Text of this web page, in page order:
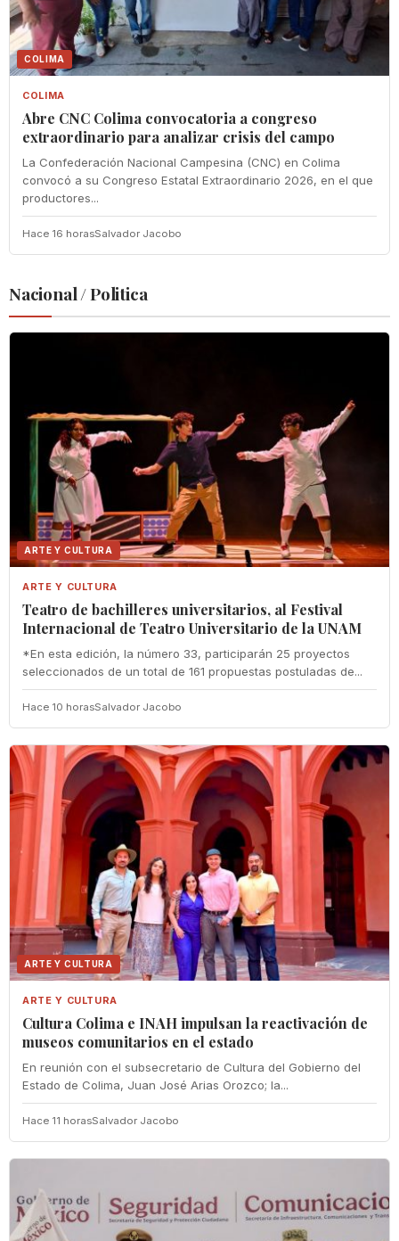
COLIMA
COLIMA
Abre CNC Colima convocatoria a congreso
extraordinario para analizar crisis del campo
La Confederación Nacional Campesina (CNC) en Colima
convocó a su Congreso Estatal Extraordinario 2026, en el que
productores...
Hace 16 horasSalvador Jacobo
Nacional / Politica
ARTE Y CULTURA
ARTE Y CULTURA
Teatro de bachilleres universitarios, al Festival
Internacional de Teatro Universitario de la UNAM
*En esta edición, la número 33, participarán 25 proyectos
seleccionados de un total de 161 propuestas postuladas de...
Hace 10 horasSalvador Jacobo
ARTE Y CULTURA
ARTE Y CULTURA
Cultura Colima e INAH impulsan la reactivación de
museos comunitarios en el estado
En reunión con el subsecretario de Cultura del Gobierno del
Estado de Colima, Juan José Arias Orozco; la...
Hace 11 horasSalvador Jacobo